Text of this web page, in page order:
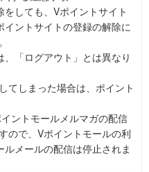
をしても、Vポイントサイト
ントサイトの登録の解除に
、「ログアウト」とは異なり
てしまった場合は、ポイント
ントモールメルマガの配信
ので、Vポイントモールの利
メールの配信は停止されま